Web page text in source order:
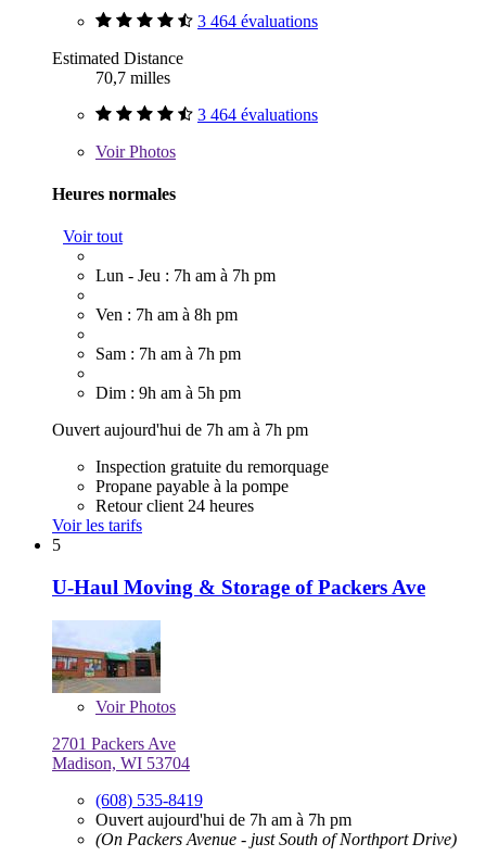
3 464 évaluations
Estimated Distance
70,7 milles
3 464 évaluations
VoirPhotos
Heures normales
Voir tout
Lun - Jeu : 7h am à 7h pm
Ven : 7h am à 8h pm
Sam : 7h am à 7h pm
Dim : 9h am à 5h pm
Ouvert aujourd'hui de 7h am à 7h pm
Inspection gratuite du remorquage
Propane payable à la pompe
Retour client 24 heures
Voir les tarifs
5
U-Haul Moving & Storage of Packers Ave
VoirPhotos
2701 Packers Ave
Madison, WI 53704
(608) 535-8419
Ouvert aujourd'hui de 7h am à 7h pm
(On Packers Avenue - just South of Northport Drive)